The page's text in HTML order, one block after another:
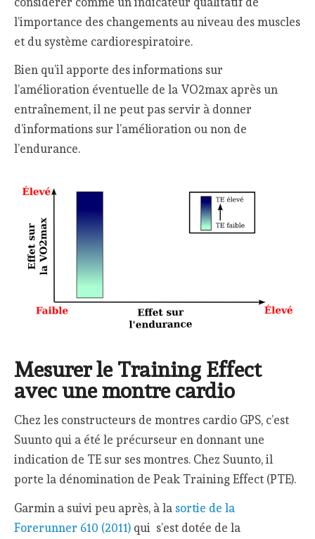
l’importance des changements au niveau des muscles
et du système cardiorespiratoire.
Bien qu’il apporte des informations sur
l’amélioration éventuelle de la VO2max après un
entraînement, il ne peut pas servir à donner
d’informations sur l’amélioration ou non de
l’endurance.
Mesurer le Training Effect
avec une montre cardio
Chez les constructeurs de montres cardio GPS, c’est
Suunto qui a été le précurseur en donnant une
indication de TE sur ses montres. Chez Suunto, il
porte la dénomination de Peak Training Effect (PTE).
Garmin a suivi peu après, à la sortie de la
Forerunner 610 (2011) qui s’est dotée de la